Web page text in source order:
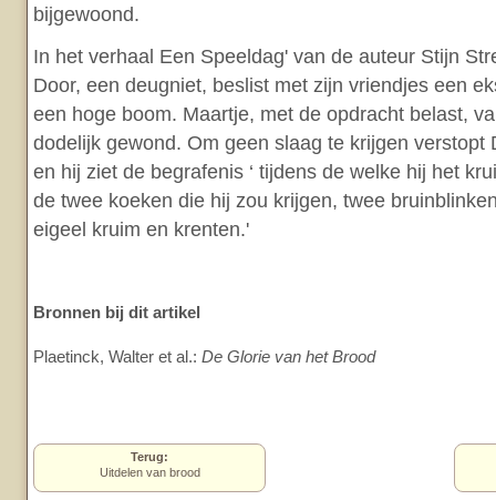
bijgewoond.
In het verhaal Een Speeldag' van de auteur Stijn
Door, een deugniet, beslist met zijn vriendjes een
een hoge boom. Maartje, met de opdracht belast,
dodelijk gewond. Om geen slaag te krijgen verstopt
en hij ziet de begrafenis ‘ tijdens de welke hij het
de twee koeken die hij zou krijgen, twee
eigeel kruim en krenten.'
Bronnen bij dit artikel
Plaetinck, Walter et al.: De Glorie van het Brood
Terug:
Uitdelen van brood